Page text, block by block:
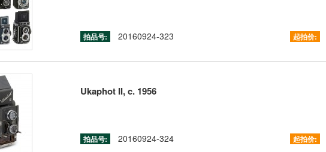
拍品号: 20160924-323 起拍价:
Ukaphot II, c. 1956
拍品号: 20160924-324 起拍价: